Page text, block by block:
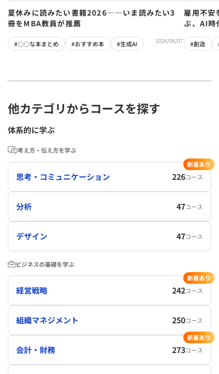
夏休みに読みたい書籍2026――いま読みたい3
冊をMBA教員が推薦
#〇〇な本まとめ #おすすめ本 #生成AI 2026/08/07
雇用不
ぶ、AI時
#創造
他カテゴリからコースを探す
体系的に学ぶ
考え方・伝え方を学ぶ
思考・コミュニケーション 226コース
新着あり
分析 47コース
デザイン 47コース
ビジネスの基礎を学ぶ
経営戦略 242コース
新着あり
組織マネジメント 250コース
会計・財務 273コース
新着あり